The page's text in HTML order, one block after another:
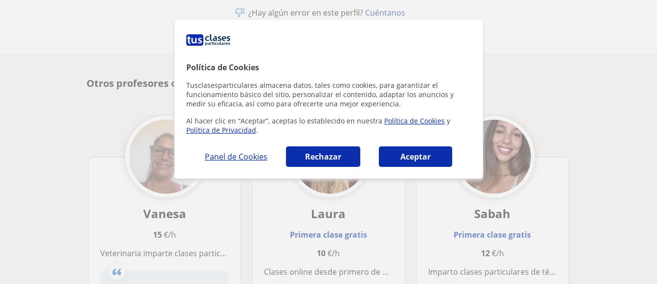
Política de Cookies
Tusclasesparticulares almacena datos, tales como cookies, para garantizar el
funcionamiento básico del sitio, personalizar el contenido, adaptar los anuncios y
medir su eficacia, así como para ofrecerte una mejor experiencia.
Al hacer clic en “Aceptar”, aceptas lo establecido en nuestra Política de Cookies y
Política de Privacidad.
Panel de Cookies Rechazar Aceptar
¿Hay algún error en este perfil? Cuéntanos
Otros profesores online de Todos los cursos que pueden interesarte
Vanesa
15€/h
Veterinaria imparte clases particulares de biología online para estudiantes
Laura
Primera clase gratis
10€/h
Clases online desde primero de primaria hasta cuarto de la ESO
Sabah
Primera clase gratis
12€/h
Imparto clases particulares de técnico de radiología y medicina nuclear, en base a las necesidades del alumno.